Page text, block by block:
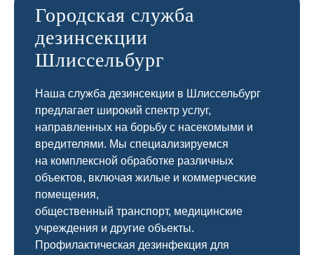
Городская служба
дезинсекции
Шлиссельбург
Наша служба дезинсекции в Шлиссельбург
предлагает широкий спектр услуг,
направленных на борьбу с насекомыми и
вредителями. Мы специализируемся
на комплексной обработке различных
объектов, включая жилые и коммерческие
помещения,
общественный транспорт, медицинские
учреждения и другие объекты.
Профилактическая дезинфекция для